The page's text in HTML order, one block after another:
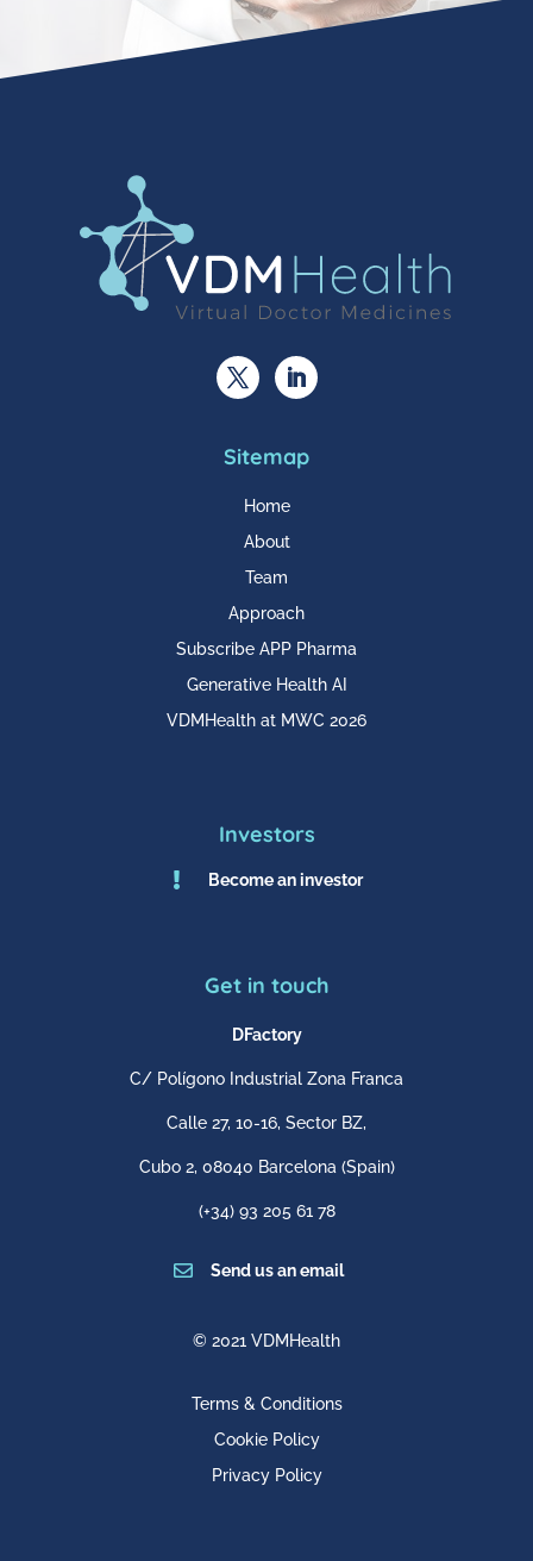
Sitemap
Home
About
Team
Approach
Subscribe APP Pharma
Generative Health AI
VDMHealth at MWC 2026
Investors
 Become an investor
Get in touch
DFactory
C/ Polígono Industrial Zona Franca
Calle 27, 10-16, Sector BZ,
Cubo 2, 08040 Barcelona (Spain)
(+34) 93 205 61 78
 Send us an email
© 2021 VDMHealth
Terms & Conditions
Cookie Policy
Privacy Policy